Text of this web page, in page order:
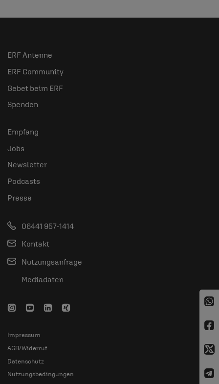
ERF Antenne
ERF Community
Gebet beim ERF
Spenden
Empfang
Jobs
Newsletter
Podcasts
Presse
06441 957-1414
Kontakt
Nutzungsanfrage
Mediadaten
Impressum
AGB/Widerruf
Datenschutz
Nutzungsbedingungen